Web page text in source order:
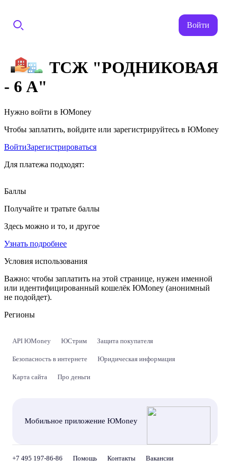
Войти
ТСЖ "РОДНИКОВАЯ
- 6 А"
Нужно войти в ЮMoney
Чтобы заплатить, войдите или зарегистрируйтесь в ЮMoney
ВойтиЗарегистрироваться
Для платежа подходят:
Баллы
Получайте и тратьте баллы
Здесь можно и то, и другое
Узнать подробнее
Условия использования
Важно: чтобы заплатить на этой странице, нужен именной
или идентифицированный кошелёк ЮMoney (анонимный
не подойдет).
Регионы
API ЮMoney ЮСтрим Защита покупателя
Безопасность в интернете Юридическая информация
Карта сайта Про деньги
Мобильное приложение ЮMoney
+7 495 197-86-86 Помощь Контакты Вакансии